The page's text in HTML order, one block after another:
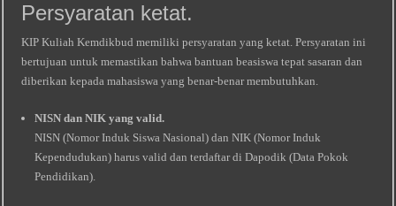
Persyaratan ketat.
KIP Kuliah Kemdikbud memiliki persyaratan yang ketat. Persyaratan ini
bertujuan untuk memastikan bahwa bantuan beasiswa tepat sasaran dan
diberikan kepada mahasiswa yang benar-benar membutuhkan.
NISN dan NIK yang valid.
NISN (Nomor Induk Siswa Nasional) dan NIK (Nomor Induk
Kependudukan) harus valid dan terdaftar di Dapodik (Data Pokok
Pendidikan).